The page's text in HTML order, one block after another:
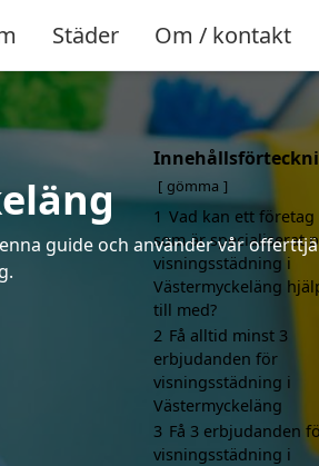
Städer Om / kontakt
guide och använder vår
gömma
1 Vad kan ett företag
som är specialiserat
visningsstädning i
Västermyckeläng
till med?
2 Få alltid minst 3
erbjudanden för
visningsstädning i
Västermyckeläng
3 Få 3 erbjudanden
visningsstädning i